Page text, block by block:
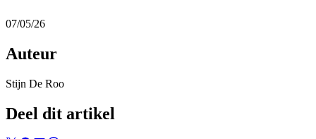
07/05/26
Auteur
Stijn De Roo
Deel dit artikel